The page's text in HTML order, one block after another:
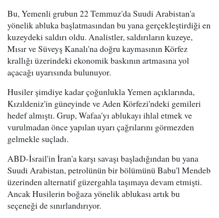
Bu, Yemenli grubun 22 Temmuz'da Suudi Arabistan'a
yönelik abluka başlatmasından bu yana gerçekleştirdiği en
kuzeydeki saldırı oldu. Analistler, saldırıların kuzeye,
Mısır ve Süveyş Kanalı'na doğru kaymasının Körfez
krallığı üzerindeki ekonomik baskının artmasına yol
açacağı uyarısında bulunuyor.
Husiler şimdiye kadar çoğunlukla Yemen açıklarında,
Kızıldeniz'in güneyinde ve Aden Körfezi'ndeki gemileri
hedef almıştı. Grup, Wafaa'yı ablukayı ihlal etmek ve
vurulmadan önce yapılan uyarı çağrılarını görmezden
gelmekle suçladı.
ABD-İsrail'in İran'a karşı savaşı başladığından bu yana
Suudi Arabistan, petrolünün bir bölümünü Babu'l Mendeb
üzerinden alternatif güzergahla taşımaya devam etmişti.
Ancak Husilerin boğaza yönelik ablukası artık bu
seçeneği de sınırlandırıyor.